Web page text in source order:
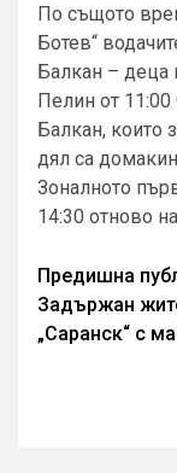
По същото
Ботев“
Балкан –
Пелин от
Балкан, които
дял са
Зоналното
14:30 отново
Предишна
Задържан
„Саранск“ с